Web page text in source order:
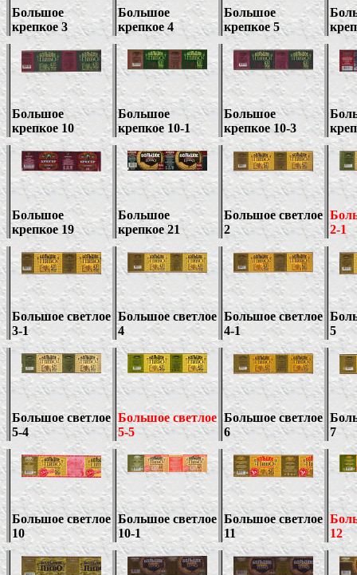
Большое
крепкое 3
Большое
крепкое 4
Большое
крепкое 5
Большое
крепкое 10
Большое
крепкое 10-1
Большое
крепкое 10-3
Большое
крепкое 19
Большое
крепкое 21
Большое светлое
2
2-1
Большое светлое
3-1
Большое светлое
4
Большое светлое
4-1
5
Большое светлое
5-4
Большое светлое
5-5
Большое светлое
6
7
Большое светлое
10
Большое светлое
10-1
Большое светлое
11
12